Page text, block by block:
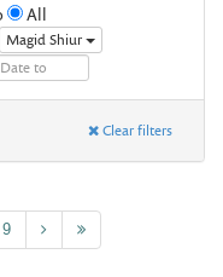
All
Magid Shiur
Clear filters
9